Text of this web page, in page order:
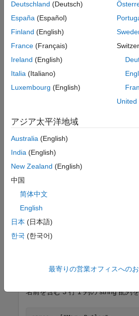
例
定された区切り記号で分割し、
切られたテキストを配置します。
は、配
を分割する区
が含まれます。この構文では、前述
を使用できます。
例
例
すべて折りたたむ
string を空白の位置で分割
の前になるように、string を並べ替
名前を含む 3 行 1 列の string 配列
Deutschland (Deutsch)
España (Español)
Finland (English)
France (Français)
Ireland (English)
Italia (Italiano)
Luxembourg (English)
United
アジア太平洋地域
Australia (English)
India (English)
New Zealand (English)
中国
简体中文
English
日本 (日本語)
한국 (한국어)
最寄りの営業オフィスへの